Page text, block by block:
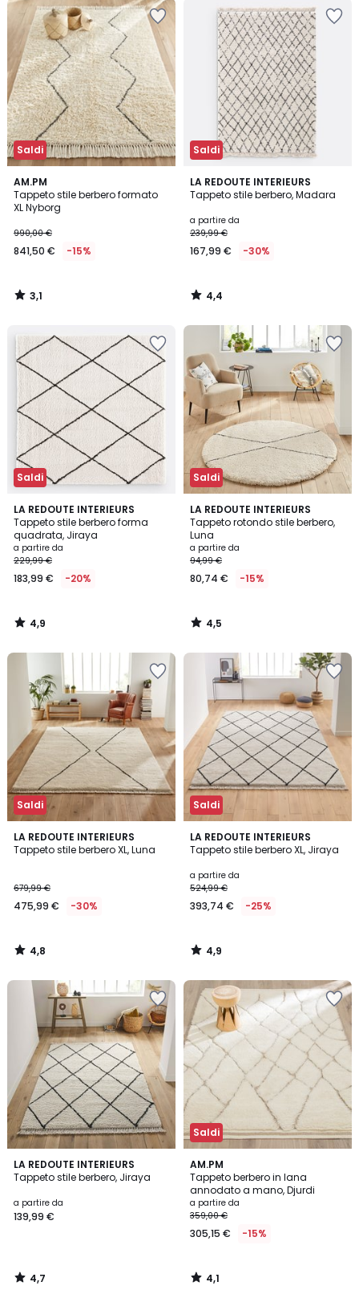
Saldi
AM.PM
Tappeto stile berbero formato
XL Nyborg
990,00 €
841,50 € -15%
3,1
/
5
3,1
/
Saldi
LA REDOUTE INTERIEURS
Tappeto stile berbero, Madara
a partire da
239,99 €
167,99 € -30%
4,4
/ 5
4,4
/
Saldi
LA REDOUTE INTERIEURS
Tappeto stile berbero forma
quadrata, Jiraya
a partire da
229,99 €
183,99 € -20%
4,9
/ 5
4,9
/
Saldi
LA REDOUTE INTERIEURS
Tappeto rotondo stile berbero,
Luna
a partire da
94,99 €
80,74 € -15%
4,5
/ 5
4,5
/
Saldi
LA REDOUTE INTERIEURS
Tappeto stile berbero XL, Luna
679,99 €
475,99 € -30%
4,8
/ 5
4,8
/
Saldi
LA REDOUTE INTERIEURS
Tappeto stile berbero XL, Jiraya
a partire da
524,99 €
393,74 € -25%
4,9
/ 5
4,9
/
LA REDOUTE INTERIEURS
Tappeto stile berbero, Jiraya
a partire da
139,99 €
4,7
/ 5
4,7
/
Saldi
AM.PM
Tappeto berbero in lana
annodato a mano, Djurdi
a partire da
359,00 €
305,15 € -15%
4,1
/ 5
4,1
/